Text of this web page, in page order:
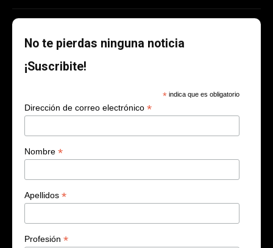
No te pierdas ninguna noticia
¡Suscribite!
* indica que es obligatorio
Dirección de correo electrónico *
Nombre *
Apellidos *
Profesión *